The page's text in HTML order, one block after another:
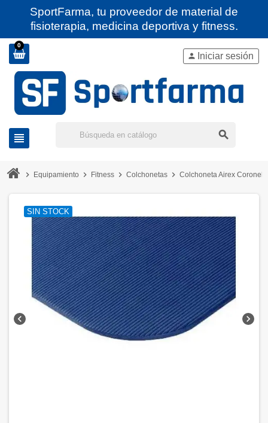
SportFarma, tu proveedor de material de
fisioterapia, medicina deportiva y fitness.
0
view_headline search
person Iniciar sesión
chevron_right Equipamiento chevron_right Fitness chevron_right Colchonetas chevron_right Colchoneta Airex
chevron_left chevron_right
SIN STOCK